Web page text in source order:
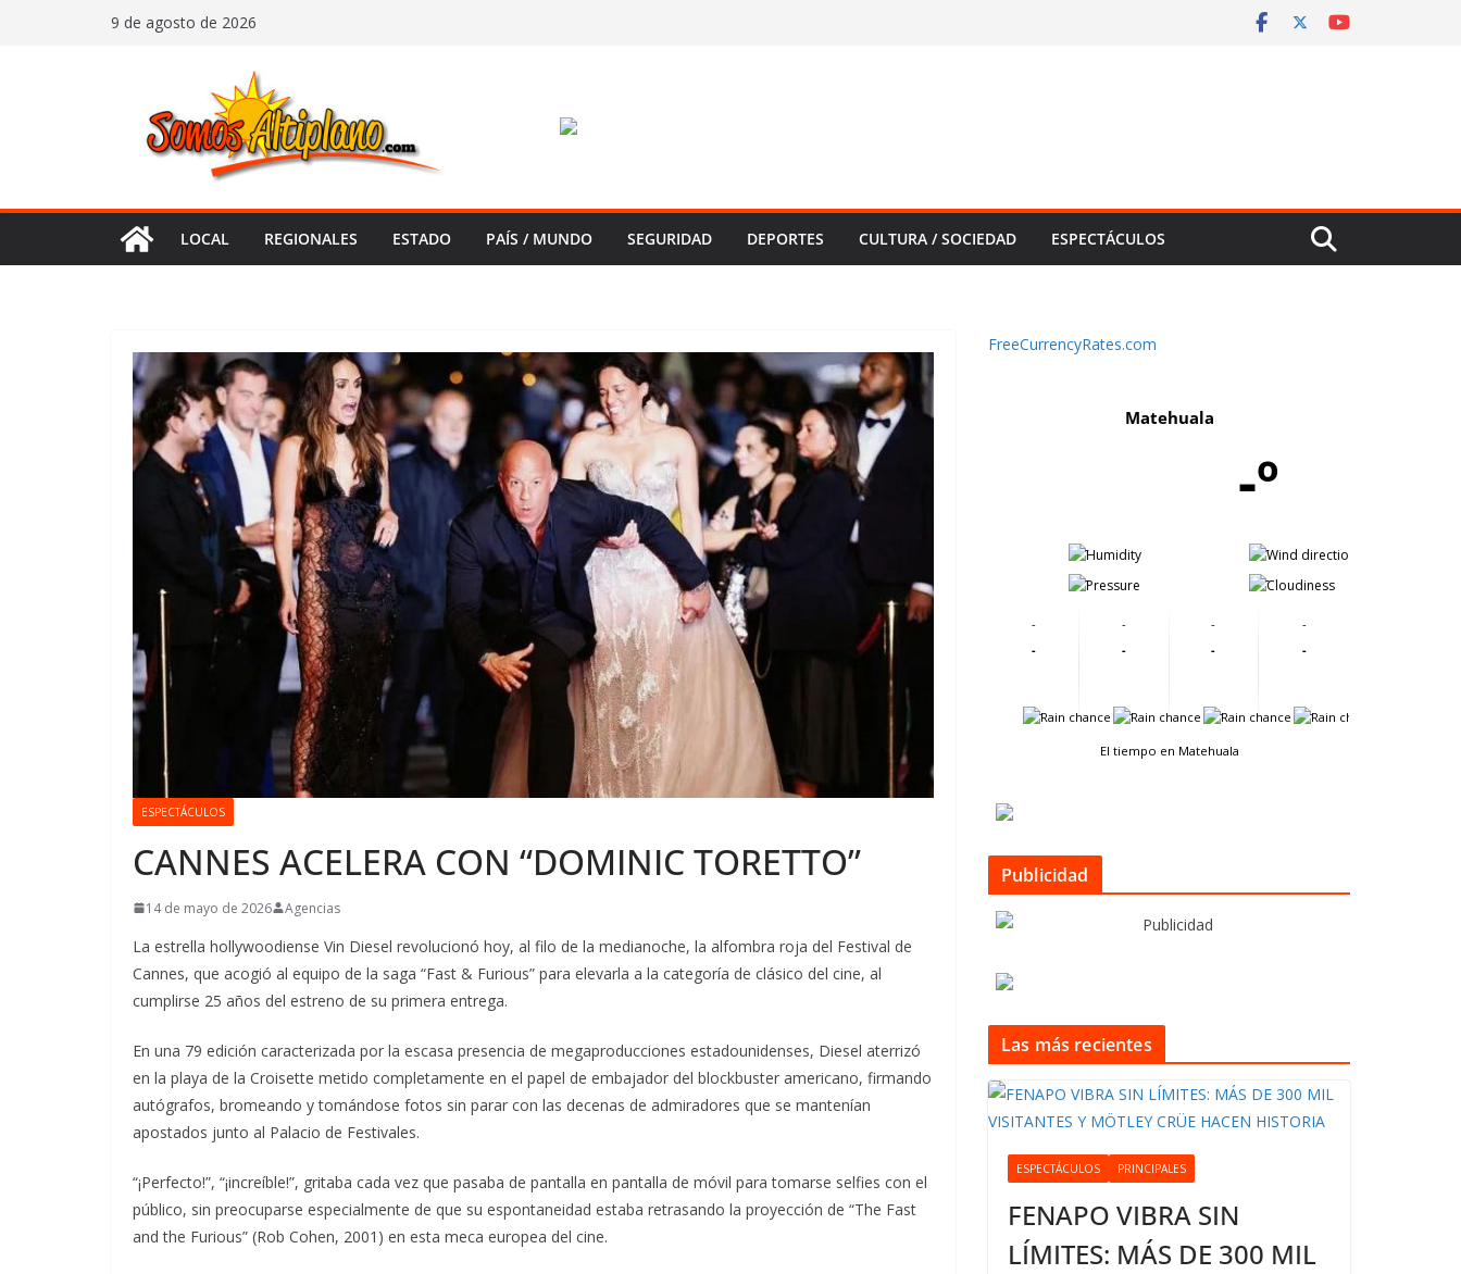
9 de agosto de 2026
LOCAL REGIONALES ESTADO PAÍS / MUNDO SEGURIDAD DEPORTES CULTURA / SOCIEDAD ESPECTÁCULOS
ESPECTÁCULOS
CANNES ACELERA CON “DOMINIC TORETTO”
14 de mayo de 2026 Agencias
La estrella hollywoodiense Vin Diesel revolucionó hoy, al filo de la medianoche, la alfombra roja del Festival de
Cannes, que acogió al equipo de la saga “Fast & Furious” para elevarla a la categoría de clásico del cine, al
cumplirse 25 años del estreno de su primera entrega.
En una 79 edición caracterizada por la escasa presencia de megaproducciones estadounidenses, Diesel aterrizó
en la playa de la Croisette metido completamente en el papel de embajador del blockbuster americano, firmando
autógrafos, bromeando y tomándose fotos sin parar con las decenas de admiradores que se mantenían
apostados junto al Palacio de Festivales.
“¡Perfecto!”, “¡increíble!”, gritaba cada vez que pasaba de pantalla en pantalla de móvil para tomarse selfies con el
público, sin preocuparse especialmente de que su espontaneidad estaba retrasando la proyección de “The Fast
and the Furious” (Rob Cohen, 2001) en esta meca europea del cine.
FreeCurrencyRates.com
Matehuala
-º
-
-
-
-
-
-
-
-
-
-
-
-
-
-
-
-
El tiempo en Matehuala
Publicidad
Las más recientes
ESPECTÁCULOS PRINCIPALES
FENAPO VIBRA SIN
LÍMITES: MÁS DE 300 MIL